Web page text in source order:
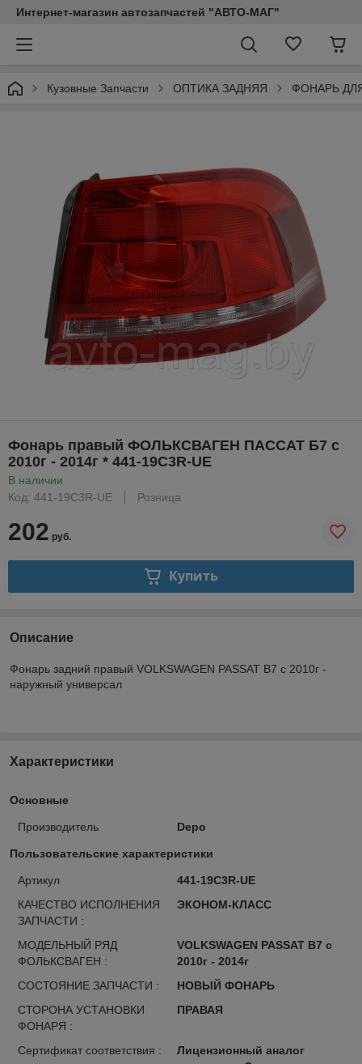
Интернет-магазин автозапчастей "АВТО-МАГ"
Кузовные Запчасти ОПТИКА ЗАДНЯЯ ФОНАРЬ
Фонарь правый ФОЛЬКСВАГЕН ПАССАТ Б7 с
2010г - 2014г * 441-19C3R-UE
В наличии
Код: 441-19C3R-UE
Розница
202 руб.
Купить
Описание
Фонарь задний правый VOLKSWAGEN PASSAT B7 с 2010г -
наружный универсал
Характеристики
Основные
Производитель Depo
Пользовательские характеристики
Артикул
441-19C3R-UE
КАЧЕСТВО ИСПОЛНЕНИЯ
ЗАПЧАСТИ :
ЭКОНОМ-КЛАСС
МОДЕЛЬНЫЙ РЯД
ФОЛЬКСВАГЕН :
VOLKSWAGEN PASSAT B7 с
2010г - 2014г
СОСТОЯНИЕ ЗАПЧАСТИ :
НОВЫЙ ФОНАРЬ
СТОРОНА УСТАНОВКИ
ФОНАРЯ :
ПРАВАЯ
Сертификат соответствия :
Лицензионный аналог